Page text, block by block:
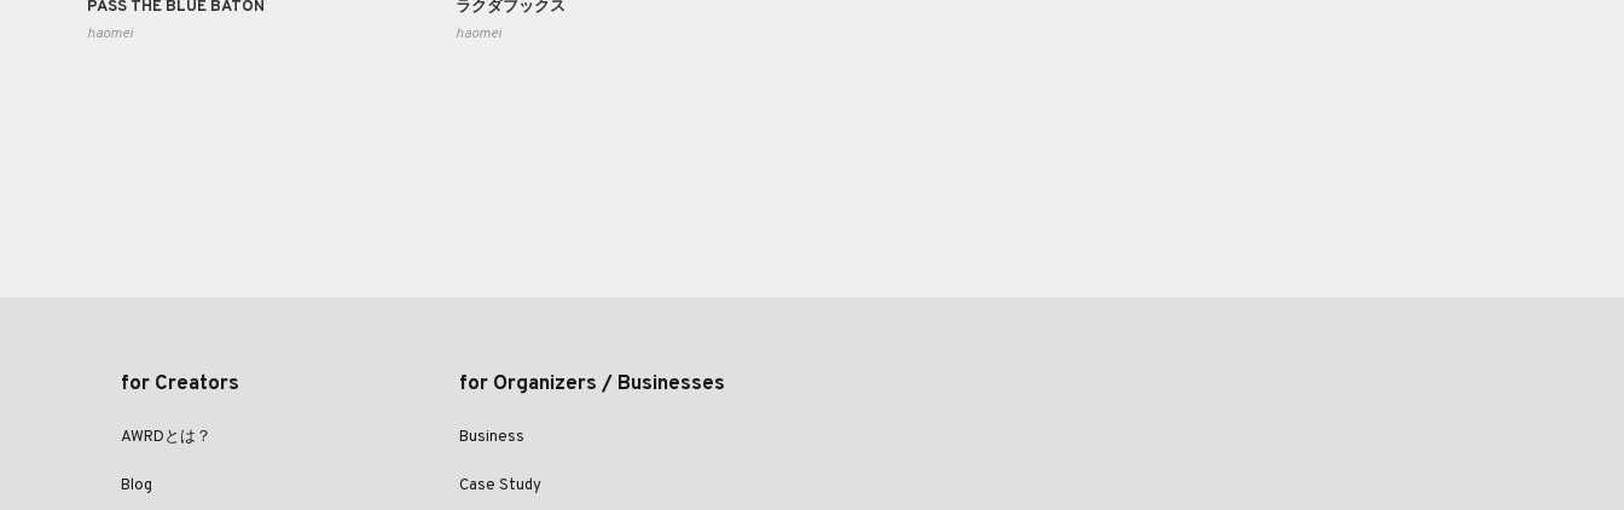
PASS THE BLUE BATON
haomei
ラクダブックス
haomei
for Creators
AWRDとは？
Blog
for Organizers / Businesses
Business
Case Study